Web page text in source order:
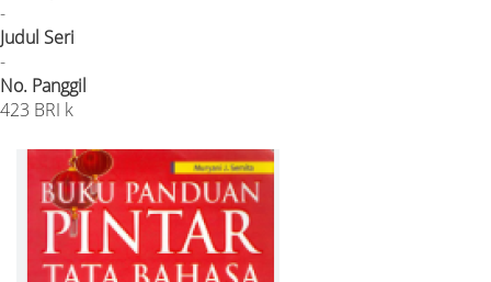
-
Judul Seri
-
No. Panggil
423 BRI k